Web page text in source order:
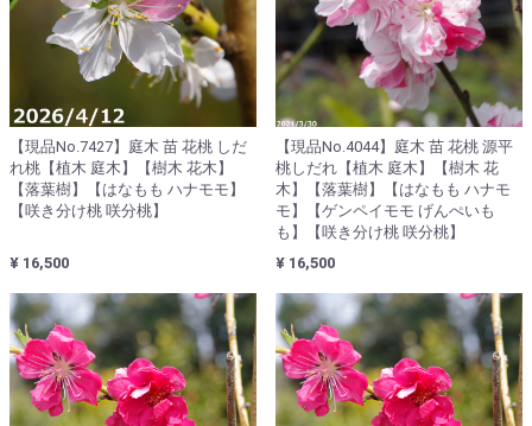
【現品No.7427】庭木 苗 花桃 しだ
れ桃【植木 庭木】【樹木 花木】
【落葉樹】【はなもも ハナモモ】
【咲き分け桃 咲分桃】
¥ 16,500
【現品No.4044】庭木 苗 花桃 源平
桃しだれ【植木 庭木】【樹木 花
木】【落葉樹】【はなもも ハナモ
モ】【ゲンペイモモ げんぺいも
も】【咲き分け桃 咲分桃】
¥ 16,500